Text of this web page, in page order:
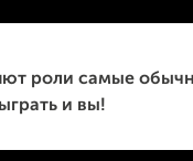
роли самые
и вы!